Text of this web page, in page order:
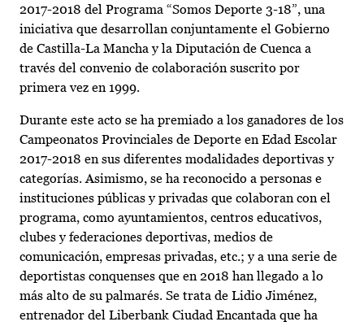
2017-2018 del Programa “Somos Deporte 3-18”, una
iniciativa que desarrollan conjuntamente el Gobierno
de Castilla-La Mancha y la Diputación de Cuenca a
través del convenio de colaboración suscrito por
primera vez en 1999.
Durante este acto se ha premiado a los ganadores de los
Campeonatos Provinciales de Deporte en Edad Escolar
2017-2018 en sus diferentes modalidades deportivas y
categorías. Asimismo, se ha reconocido a personas e
instituciones públicas y privadas que colaboran con el
programa, como ayuntamientos, centros educativos,
clubes y federaciones deportivas, medios de
comunicación, empresas privadas, etc.; y a una serie de
deportistas conquenses que en 2018 han llegado a lo
más alto de su palmarés. Se trata de Lidio Jiménez,
entrenador del Liberbank Ciudad Encantada que ha